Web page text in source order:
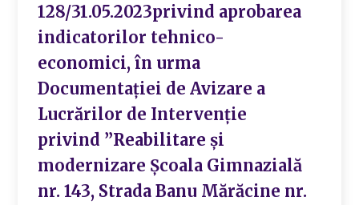
128/31.05.2023privind aprobarea
indicatorilor tehnico-
economici, în urma
Documentației de Avizare a
Lucrărilor de Intervenție
privind ”Reabilitare și
modernizare Școala Gimnazială
nr. 143, Strada Banu Mărăcine nr.